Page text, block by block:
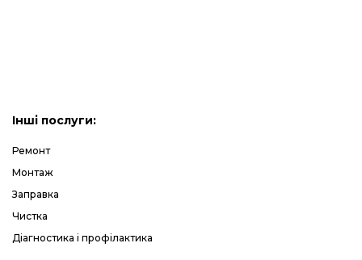
Інші послуги:
Ремонт
Монтаж
Заправка
Чистка
Діагностика і профілактика